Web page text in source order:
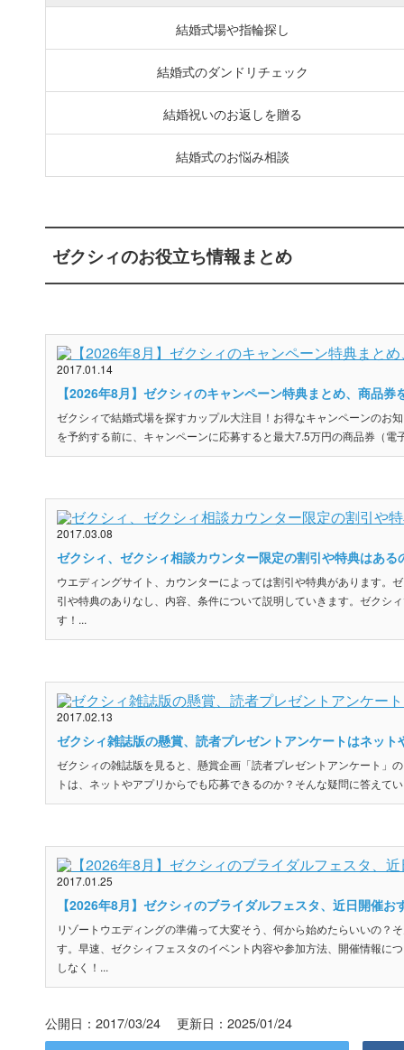
結婚式場や指輪探し
結婚式のダンドリチェック
結婚祝いのお返しを贈る
結婚式のお悩み相談
ゼクシィのお役立ち情報まとめ
2017.01.14
【2026年8月】ゼクシィのキャンペーン特典まとめ、商品券
ゼクシィで結婚式場を探すカップル大注目！お得なキャンペーンのお
を予約する前に、キャンペーンに応募すると最大7.5万円の商品券（電
2017.03.08
ゼクシィ、ゼクシィ相談カウンター限定の割引や特典はある
ウエディングサイト、カウンターによっては割引や特典があります。
引や特典のありなし、内容、条件について説明していきます。ゼクシ
す！...
2017.02.13
ゼクシィ雑誌版の懸賞、読者プレゼントアンケートはネッ
ゼクシィの雑誌版を見ると、懸賞企画「読者プレゼントアンケート」
トは、ネットやアプリからでも応募できるのか？そんな疑問に答えて
2017.01.25
【2026年8月】ゼクシィのブライダルフェスタ、近日開催お
リゾートウエディングの準備って大変そう、何から始めたらいいの？
す。早速、ゼクシィフェスタのイベント内容や参加方法、開催情報に
しなく！...
公開日：2017/03/24 更新日：2025/01/24